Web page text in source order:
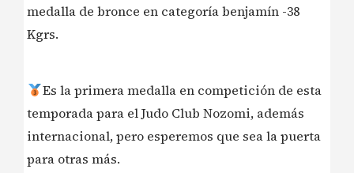
medalla de bronce en categoría benjamín -38
Kgrs.
Es la primera medalla en competición de esta
temporada para el Judo Club Nozomi, además
internacional, pero esperemos que sea la puerta
para otras más.